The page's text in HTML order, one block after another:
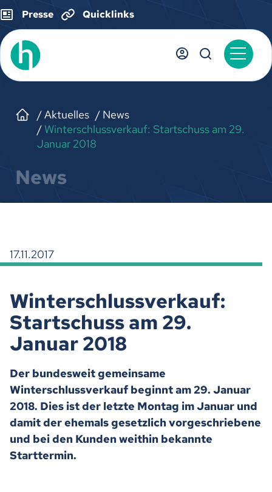
Presse Quicklinks
Aktuelles
News
Winterschlussverkauf: Startschuss am 29.
Januar 2018
News
17.11.2017
Winterschlussverkauf:
Startschuss am 29.
Januar 2018
Der bundesweit gemeinsame
Winterschlussverkauf beginnt am 29. Januar
2018. Dies ist der letzte Montag im Januar und
damit der ehemals gesetzlich vorgeschriebene
und bei den Kunden weithin bekannte
Starttermin.